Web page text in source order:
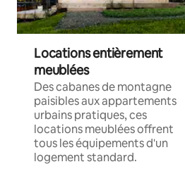
Locations entièrement
meublées
Des cabanes de montagne
paisibles aux appartements
urbains pratiques, ces
locations meublées offrent
tous les équipements d'un
logement standard.